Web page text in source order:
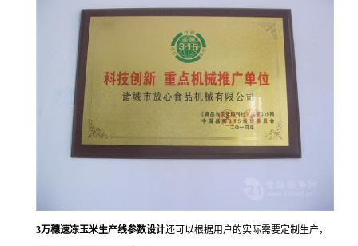
3万穗速冻玉米生产线参数设计还可以根据用户的实际需要定制生产，